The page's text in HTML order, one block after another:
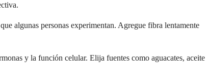
algunas personas experimentan. Agregue fibra lentamente
y la función celular. Elija fuentes como aguacates, aceite